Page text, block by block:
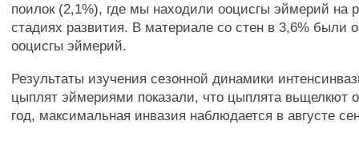
поилок (2,1%), где мы находили ооцисгы эймерий на
стадиях развития. В материале со стен в 3,6% были
ооцисгы эймерий.
Результаты изучения сезонной динамики
цыплят эймериями показали, что цыплята вьщелкют
год, максимальная инвазия наблюдается в августе